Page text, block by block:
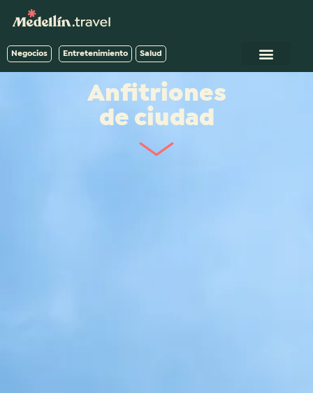
Negocios Entretenimiento Salud
Anfitriones
de ciudad